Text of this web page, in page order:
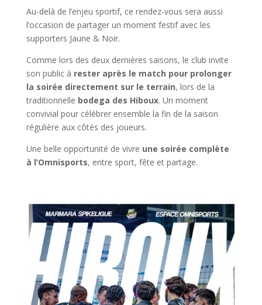
Au-delà de l’enjeu sportif, ce rendez-vous sera aussi
l’occasion de partager un moment festif avec les
supporters Jaune & Noir.
Comme lors des deux dernières saisons, le club invite
son public à rester après le match pour prolonger
la soirée directement sur le terrain, lors de la
traditionnelle bodega des Hiboux. Un moment
convivial pour célébrer ensemble la fin de la saison
régulière aux côtés des joueurs.
Une belle opportunité de vivre une soirée complète
à l’Omnisports, entre sport, fête et partage.